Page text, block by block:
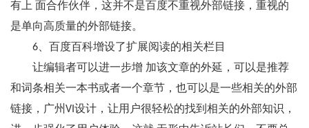
有上 面合作伙伴，这并不是百度不重视外部链接，重视的
是单向高质量的外部链接。
6、百度百科增设了扩展阅读的相关栏目
让编辑者可以进一步增 加该文章的外延，可以是推荐
和词条相关一本书或者一个章节，也可以是一些相关的外部
链接，广州VI设计，让用户很轻松的找到相关的外部知识，